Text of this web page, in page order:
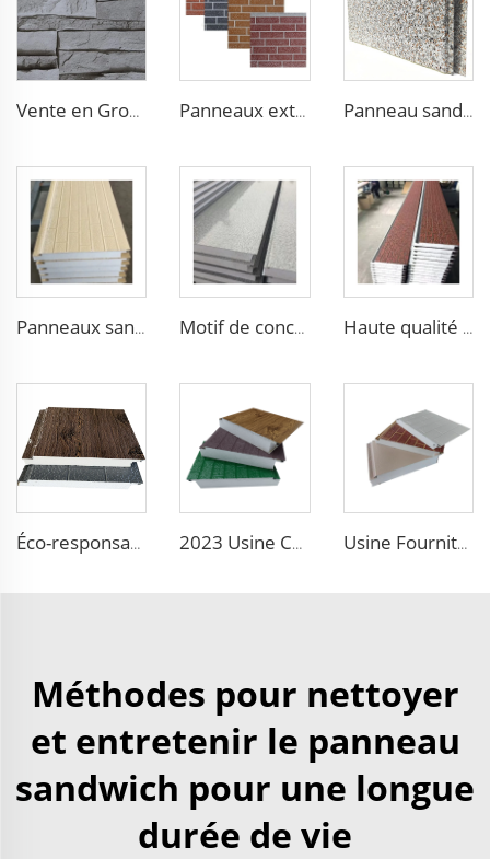
Vente en Gros d'Usine Panneaux de Revêtement Extérieur en Polyuréthane 16 mm Panneau de Façade Galvanisé en Polyuréthane pour Mur Extérieur Panneaux extérieurs étanches à l'eau en mousse de polyuréthane, panneaux de mur extérieur isolants ignifuges en métal avec finition PU Panneau sandwich mural haute efficacité Panneau de bardage métallique extérieur décoratif Panneau de façade extérieure
Panneaux sandwich isolants ignifuges de chambre froide chinoise d'épaisseur 50 mm avec noyau en polystyrène ou PU pour mur/toit Motif de conception moderne Panneau sandwich mural extérieur Siding léger Isolation panneau sandwich Faux pierre mur extérieur Haute qualité 3D gravé EPS panneau sandwich Carved External Metal Board Panneau d'isolation sandwich Imperméable Villa
Éco-responsable ignifuge eps panneau sandwich panneau décoratif pour façade extérieure Panneaux sandwich toiture 2023 Usine Conception 3D ignifuge panneau sandwich isolant XPS/EPS panneau structurel isolant en mousse Usine Fourniture Prix attractif panneau sandwich ignifuge en EPS panneau sandwich en EPS 100mm Panneau sandwich en polystyrène expansé
Méthodes pour nettoyer
et entretenir le panneau
sandwich pour une longue
durée de vie